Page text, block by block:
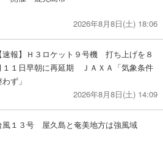
2026年8月8日(土) 18:06
【速報】Ｈ３ロケット９号機 打ち上げを８
１１日早朝に再延期 ＪＡＸＡ「気象条件
ず」
2026年8月8日(土) 14:09
風１３号 屋久島と奄美地方は強風域